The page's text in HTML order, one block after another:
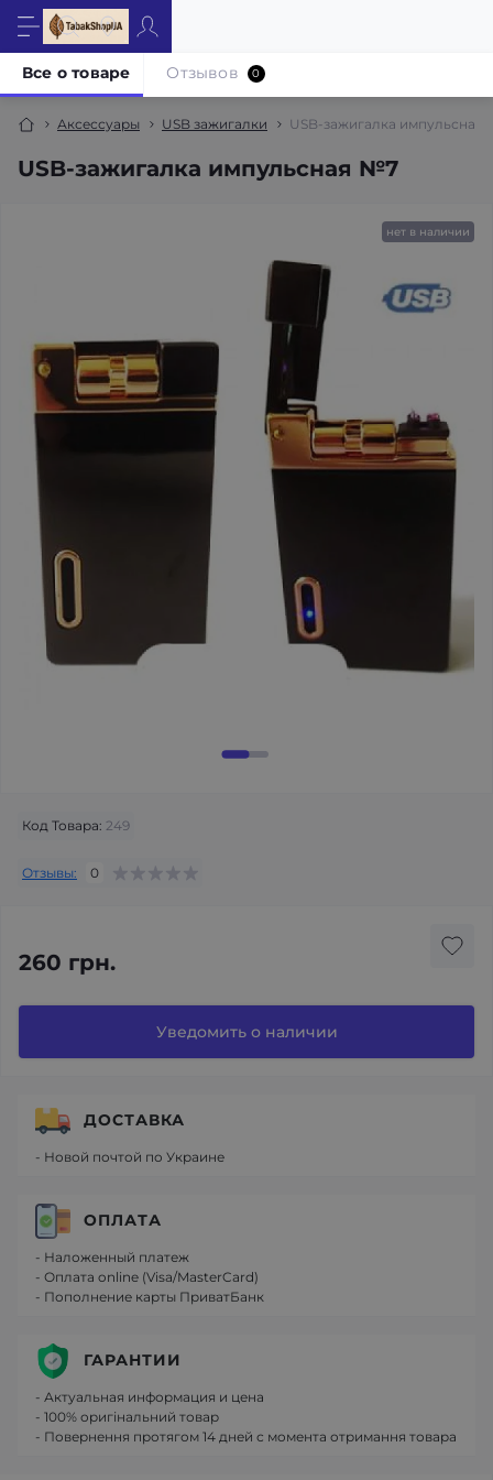
Аксессуары USB зажигалки USB-зажигалка импульсная
USB-зажигалка импульсная №7
Все о товаре Отзывов 0
нет в наличии
Код Товара: 249
Отзывы: 0
260 грн.
Уведомить о наличии
ДОСТАВКА
- Новой почтой по Украине
ОПЛАТА
- Наложенный платеж
- Оплата online (Visa/MasterCard)
- Пополнение карты ПриватБанк
ГАРАНТИИ
- Актуальная информация и цена
- 100% оригінальний товар
- Повернення протягом 14 дней с момента отримання товара